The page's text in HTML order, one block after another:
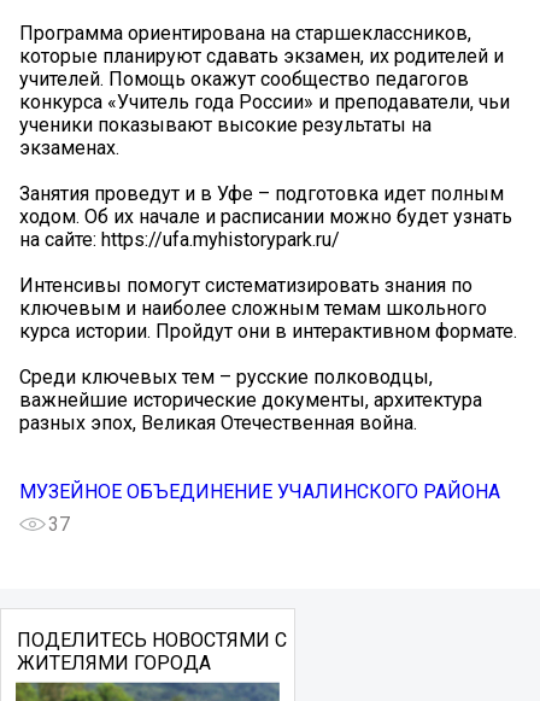
Программа ориентирована на старшеклассников,
которые планируют сдавать экзамен, их родителей и
учителей. Помощь окажут сообщество педагогов
конкурса «Учитель года России» и преподаватели, чьи
ученики показывают высокие результаты на
экзаменах.
Занятия проведут и в Уфе – подготовка идет полным
ходом. Об их начале и расписании можно будет узнать
на сайте: https://ufa.myhistorypark.ru/
Интенсивы помогут систематизировать знания по
ключевым и наиболее сложным темам школьного
курса истории. Пройдут они в интерактивном формате.
Среди ключевых тем – русские полководцы,
важнейшие исторические документы, архитектура
разных эпох, Великая Отечественная война.
МУЗЕЙНОЕ ОБЪЕДИНЕНИЕ УЧАЛИНСКОГО РАЙОНА
37
ПОДЕЛИТЕСЬ НОВОСТЯМИ С
ЖИТЕЛЯМИ ГОРОДА